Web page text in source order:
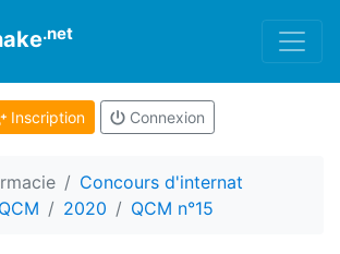
.net
Inscription Connexion
Concours d'internat
QCM 2020 QCM n°15